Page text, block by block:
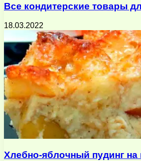
Все кондитерские товары
18.03.2022
Хлебно-яблочный пудинг